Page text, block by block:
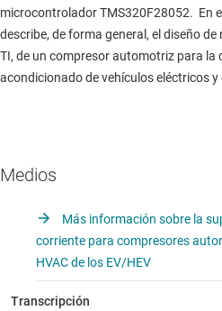
microcontrolador TMS320F28052. En
describe, de forma general, el diseño de
TI, de un compresor automotriz para la
acondicionado de vehículos eléctricos
Medios
Más información sobre la
corriente para compresores
HVAC de los EV/HEV